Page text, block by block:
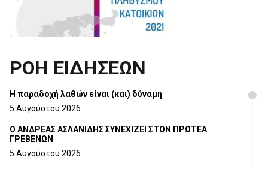
ΡΟΗ ΕΙΔΗΣΕΩΝ
H παραδοχή λαθών είναι (και) δύναμη
5 Αυγούστου 2026
Ο ΑΝΔΡΕΑΣ ΑΣΛΑΝΙΔΗΣ ΣΥΝΕΧΙΖΕΙ ΣΤΟΝ ΠΡΩΤΕΑ
ΓΡΕΒΕΝΩΝ
5 Αυγούστου 2026